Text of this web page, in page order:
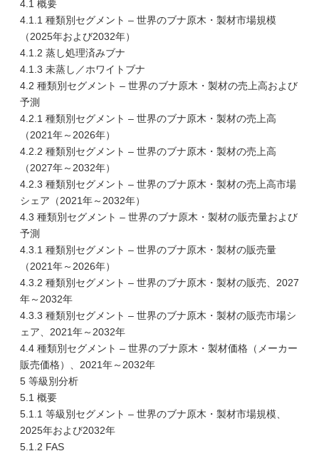
4.1 概要
4.1.1 種類別セグメント – 世界のブナ原木・製材市場規模
（2025年および2032年）
4.1.2 蒸し処理済みブナ
4.1.3 未蒸し／ホワイトブナ
4.2 種類別セグメント – 世界のブナ原木・製材の売上高および
予測
4.2.1 種類別セグメント – 世界のブナ原木・製材の売上高
（2021年～2026年）
4.2.2 種類別セグメント – 世界のブナ原木・製材の売上高
（2027年～2032年）
4.2.3 種類別セグメント – 世界のブナ原木・製材の売上高市場
シェア（2021年～2032年）
4.3 種類別セグメント – 世界のブナ原木・製材の販売量および
予測
4.3.1 種類別セグメント – 世界のブナ原木・製材の販売量
（2021年～2026年）
4.3.2 種類別セグメント – 世界のブナ原木・製材の販売、2027
年～2032年
4.3.3 種類別セグメント – 世界のブナ原木・製材の販売市場シ
ェア、2021年～2032年
4.4 種類別セグメント – 世界のブナ原木・製材価格（メーカー
販売価格）、2021年～2032年
5 等級別分析
5.1 概要
5.1.1 等級別セグメント – 世界のブナ原木・製材市場規模、
2025年および2032年
5.1.2 FAS